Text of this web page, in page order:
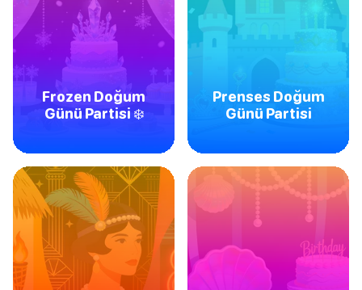
Frozen Doğum
Günü Partisi ❄️
Prenses Doğum
Günü Partisi